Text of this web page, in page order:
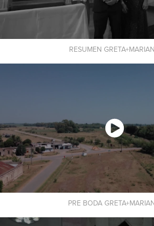
RESUMEN
PRE BODA